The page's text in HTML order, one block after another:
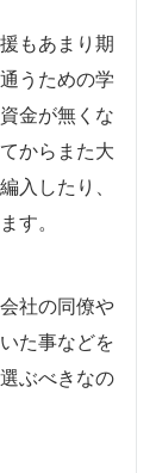
もあまり期
うための学
金が無くな
からまた大
入したり、
す。
社の同僚や
た事などを
ぶべきなの